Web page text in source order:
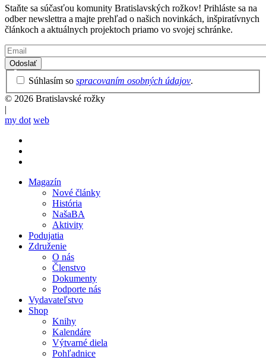
Staňte sa súčasťou komunity Bratislavských rožkov! Prihláste sa na
odber newslettra a majte prehľad o našich novinkách, inšpiratívnych
článkoch a aktuálnych projektoch priamo vo svojej schránke.
Email
Privacy
Policy
Súhlasím so spracovaním osobných údajov.
© 2026 Bratislavské rožky
|
my dot web
Magazín
Nové články
História
NašaBA
Aktivity
Podujatia
Združenie
O nás
Členstvo
Dokumenty
Podporte nás
Vydavateľstvo
Shop
Knihy
Kalendáre
Výtvarné diela
Pohľadnice